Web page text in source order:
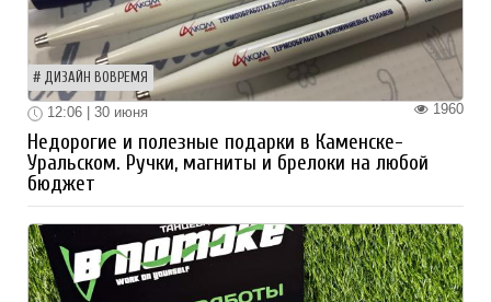
ДИЗАЙН ВОВРЕМЯ
1960
12:06 | 30 июня
Недорогие и полезные подарки в Каменске-
Уральском. Ручки, магниты и брелоки на любой
бюджет